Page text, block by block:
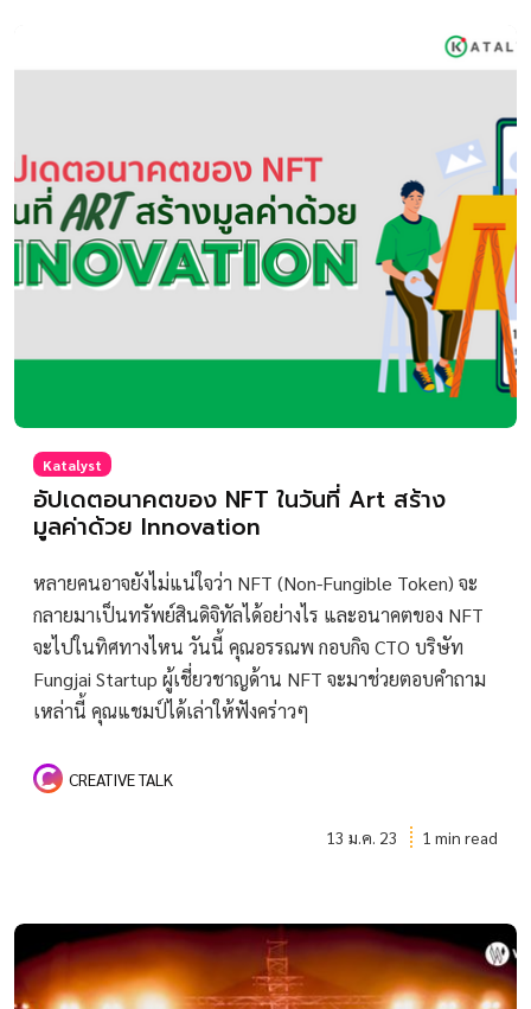
Katalyst
อัปเดตอนาคตของ NFT ในวันที่ Art สร้าง
มูลค่าด้วย Innovation
หลายคนอาจยังไม่แน่ใจว่า NFT (Non-Fungible Token) จะ
กลายมาเป็นทรัพย์สินดิจิทัลได้อย่างไร และอนาคตของ NFT
จะไปในทิศทางไหน วันนี้ คุณอรรณพ กอบกิจ CTO บริษัท
Fungjai Startup ผู้เชี่ยวชาญด้าน NFT จะมาช่วยตอบคำถาม
เหล่านี้ คุณแชมป์ได้เล่าให้ฟังคร่าวๆ
CREATIVE TALK
13 ม.ค. 23 1 min read